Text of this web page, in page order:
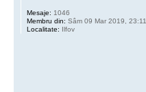
Mesaje: 1046
Membru din: Sâm 09 Mar 2019, 23:11
Localitate: Ilfov